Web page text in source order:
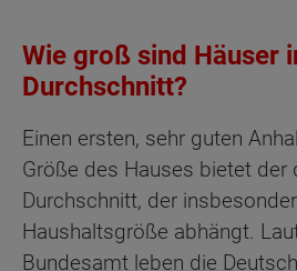
Wie groß sind Häuser
Durchschnitt?
Einen ersten, sehr guten
Größe des Hauses bietet der
Durchschnitt, der
Haushaltsgröße abhängt.
Bundesamt leben die